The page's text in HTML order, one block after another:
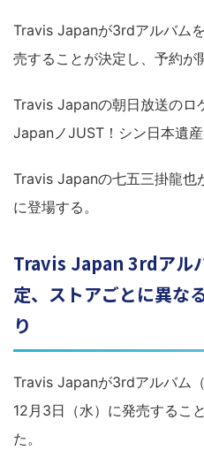
Travis Japanが3rdアルバム
売することが決定し、予約が
Travis Japanの朝日放送のロ
JapanノJUST！シン日本遺産
Travis Japanの七五三掛龍也
に登場する。
Travis Japan 3rdアル
定、ストアごとに異な
り
Travis Japanが3rdアルバム
12月3日（水）に発売するこ
た。